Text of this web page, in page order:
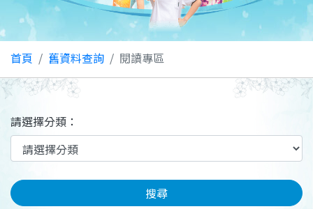
首頁 舊資料查詢 閱讀專區
請選擇分類：
搜尋